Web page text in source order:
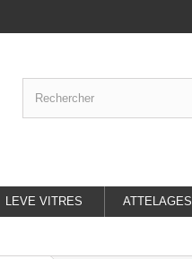
LEVE VITRES ATTELAGES